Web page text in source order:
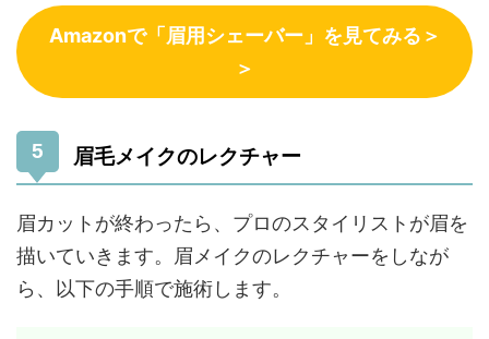
Amazonで「眉用シェーバー」を見てみる＞
＞
眉毛メイクのレクチャー
眉カットが終わったら、プロのスタイリストが眉を
描いていきます。眉メイクのレクチャーをしなが
ら、以下の手順で施術します。